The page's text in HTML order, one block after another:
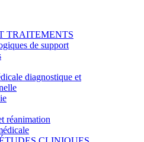
TRAITEMENTS
de support
diagnostique et
réanimation